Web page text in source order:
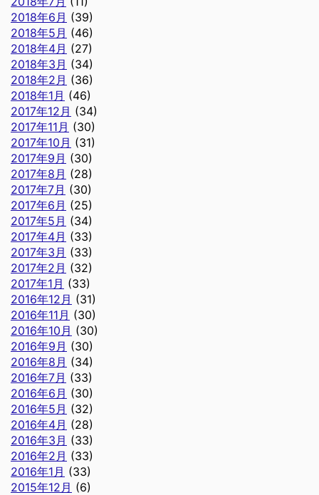
2018年6月 (39)
2018年5月 (46)
2018年4月 (27)
2018年3月 (34)
2018年2月 (36)
2018年1月 (46)
2017年12月 (34)
2017年11月 (30)
2017年10月 (31)
2017年9月 (30)
2017年8月 (28)
2017年7月 (30)
2017年6月 (25)
2017年5月 (34)
2017年4月 (33)
2017年3月 (33)
2017年2月 (32)
2017年1月 (33)
2016年12月 (31)
2016年11月 (30)
2016年10月 (30)
2016年9月 (30)
2016年8月 (34)
2016年7月 (33)
2016年6月 (30)
2016年5月 (32)
2016年4月 (28)
2016年3月 (33)
2016年2月 (33)
2016年1月 (33)
2015年12月 (6)